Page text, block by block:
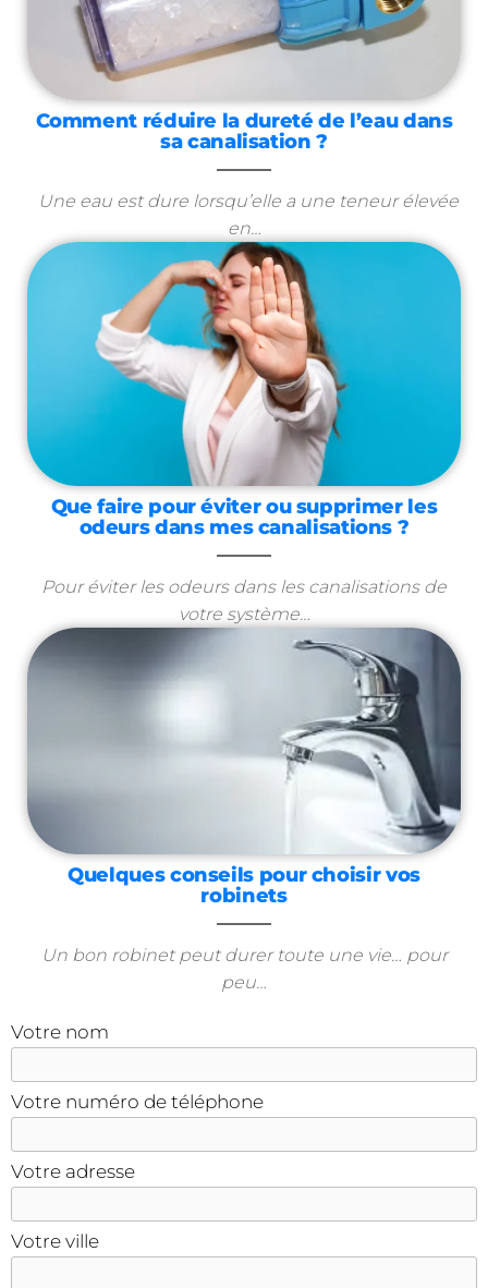
Comment réduire la dureté de l’eau dans
sa canalisation ?
Une eau est dure lorsqu’elle a une teneur élevée
en…
Que faire pour éviter ou supprimer les
odeurs dans mes canalisations ?
Pour éviter les odeurs dans les canalisations de
votre système…
Quelques conseils pour choisir vos
robinets
Un bon robinet peut durer toute une vie… pour
peu…
Votre nom
Votre numéro de téléphone
Votre adresse
Votre ville